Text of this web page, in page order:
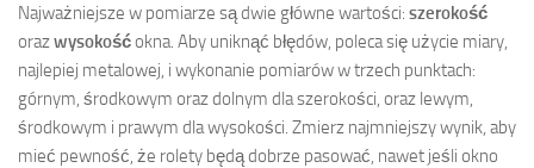
Najważniejsze w pomiarze są dwie główne wartości: szerokość
orazwysokośćokna. Aby uniknąć błędów, poleca się użycie miary,
najlepiej metalowej, i wykonanie pomiarów w trzech punktach:
górnym, środkowym oraz dolnym dla szerokości, oraz lewym,
środkowym i prawym dla wysokości. Zmierz najmniejszy wynik, aby
mieć pewność, że rolety będą dobrze pasować, nawet jeśli okno